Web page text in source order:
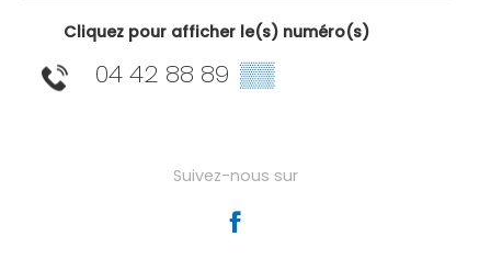
Cliquez pour afficher le(s) numéro(s)
04 42 88 89 ▒▒
Suivez-nous sur